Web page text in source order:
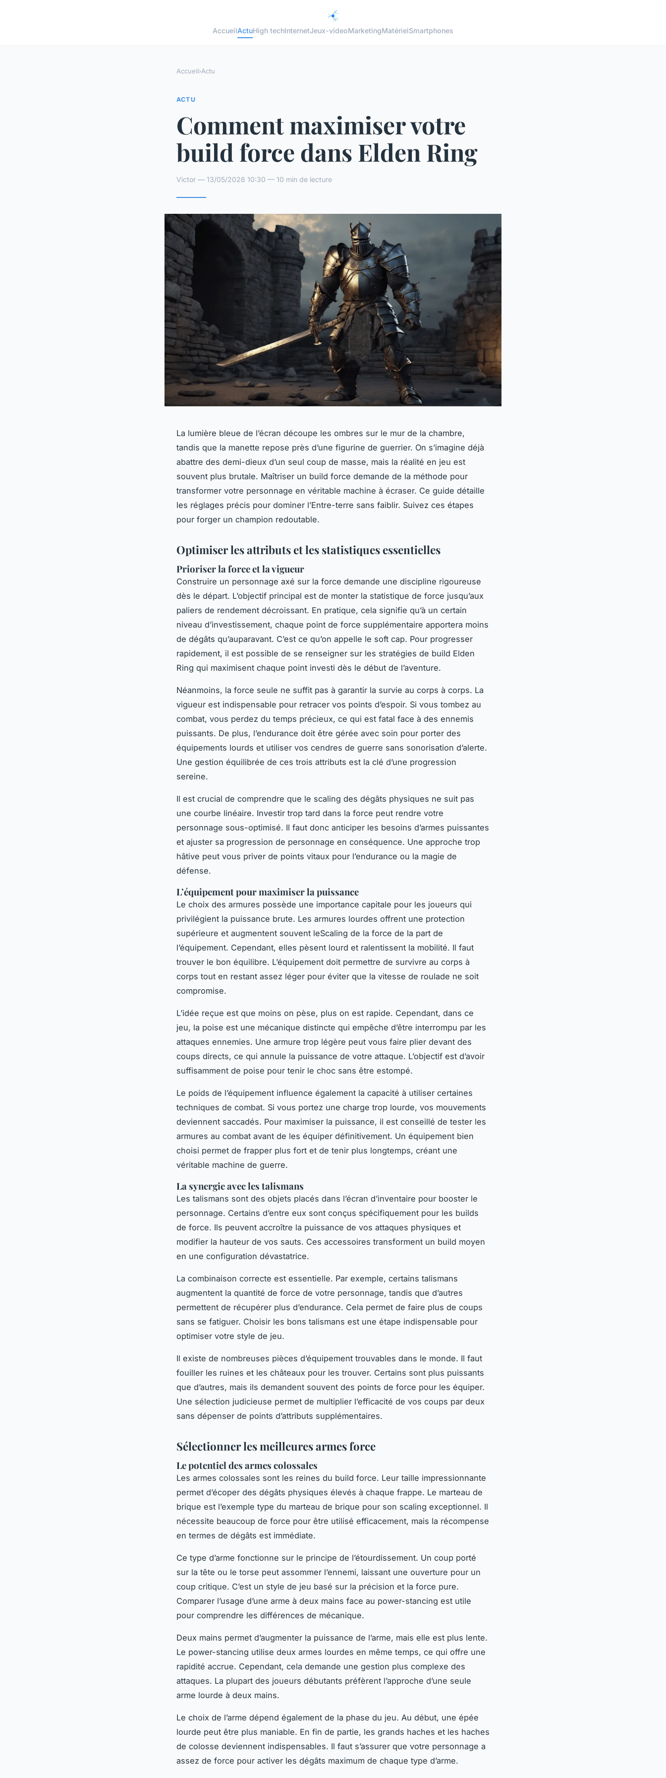
AccueilActuHigh techInternetJeux-videoMarketingMatérielSmartphones
Accueil›Actu
ACTU
Comment maximiser votre
build force dans Elden Ring
Victor — 13/05/2026 10:30 — 10 min de lecture
La lumière bleue de l’écran découpe les ombres sur le mur de la chambre,
tandis que la manette repose près d’une figurine de guerrier. On s’imagine déjà
abattre des demi-dieux d’un seul coup de masse, mais la réalité en jeu est
souvent plus brutale. Maîtriser un build force demande de la méthode pour
transformer votre personnage en véritable machine à écraser. Ce guide détaille
les réglages précis pour dominer l’Entre-terre sans faiblir. Suivez ces étapes
pour forger un champion redoutable.
Optimiser les attributs et les statistiques essentielles
Prioriser la force et la vigueur
Construire un personnage axé sur la force demande une discipline rigoureuse
dès le départ. L’objectif principal est de monter la statistique de force jusqu’aux
paliers de rendement décroissant. En pratique, cela signifie qu’à un certain
niveau d’investissement, chaque point de force supplémentaire apportera moins
de dégâts qu’auparavant. C’est ce qu’on appelle le soft cap. Pour progresser
rapidement, il est possible de se renseigner sur les stratégies de build Elden
Ring qui maximisent chaque point investi dès le début de l’aventure.
Néanmoins, la force seule ne suffit pas à garantir la survie au corps à corps. La
vigueur est indispensable pour retracer vos points d’espoir. Si vous tombez au
combat, vous perdez du temps précieux, ce qui est fatal face à des ennemis
puissants. De plus, l’endurance doit être gérée avec soin pour porter des
équipements lourds et utiliser vos cendres de guerre sans sonorisation d’alerte.
Une gestion équilibrée de ces trois attributs est la clé d’une progression
sereine.
Il est crucial de comprendre que le scaling des dégâts physiques ne suit pas
une courbe linéaire. Investir trop tard dans la force peut rendre votre
personnage sous-optimisé. Il faut donc anticiper les besoins d’armes puissantes
et ajuster sa progression de personnage en conséquence. Une approche trop
hâtive peut vous priver de points vitaux pour l’endurance ou la magie de
défense.
L’équipement pour maximiser la puissance
Le choix des armures possède une importance capitale pour les joueurs qui
privilégient la puissance brute. Les armures lourdes offrent une protection
supérieure et augmentent souvent leScaling de la force de la part de
l’équipement. Cependant, elles pèsent lourd et ralentissent la mobilité. Il faut
trouver le bon équilibre. L’équipement doit permettre de survivre au corps à
corps tout en restant assez léger pour éviter que la vitesse de roulade ne soit
compromise.
L’idée reçue est que moins on pèse, plus on est rapide. Cependant, dans ce
jeu, la poise est une mécanique distincte qui empêche d’être interrompu par les
attaques ennemies. Une armure trop légère peut vous faire plier devant des
coups directs, ce qui annule la puissance de votre attaque. L’objectif est d’avoir
suffisamment de poise pour tenir le choc sans être estompé.
Le poids de l’équipement influence également la capacité à utiliser certaines
techniques de combat. Si vous portez une charge trop lourde, vos mouvements
deviennent saccadés. Pour maximiser la puissance, il est conseillé de tester les
armures au combat avant de les équiper définitivement. Un équipement bien
choisi permet de frapper plus fort et de tenir plus longtemps, créant une
véritable machine de guerre.
La synergie avec les talismans
Les talismans sont des objets placés dans l’écran d’inventaire pour booster le
personnage. Certains d’entre eux sont conçus spécifiquement pour les builds
de force. Ils peuvent accroître la puissance de vos attaques physiques et
modifier la hauteur de vos sauts. Ces accessoires transforment un build moyen
en une configuration dévastatrice.
La combinaison correcte est essentielle. Par exemple, certains talismans
augmentent la quantité de force de votre personnage, tandis que d’autres
permettent de récupérer plus d’endurance. Cela permet de faire plus de coups
sans se fatiguer. Choisir les bons talismans est une étape indispensable pour
optimiser votre style de jeu.
Il existe de nombreuses pièces d’équipement trouvables dans le monde. Il faut
fouiller les ruines et les châteaux pour les trouver. Certains sont plus puissants
que d’autres, mais ils demandent souvent des points de force pour les équiper.
Une sélection judicieuse permet de multiplier l’efficacité de vos coups par deux
sans dépenser de points d’attributs supplémentaires.
Sélectionner les meilleures armes force
Le potentiel des armes colossales
Les armes colossales sont les reines du build force. Leur taille impressionnante
permet d’écoper des dégâts physiques élevés à chaque frappe. Le marteau de
brique est l’exemple type du marteau de brique pour son scaling exceptionnel. Il
nécessite beaucoup de force pour être utilisé efficacement, mais la récompense
en termes de dégâts est immédiate.
Ce type d’arme fonctionne sur le principe de l’étourdissement. Un coup porté
sur la tête ou le torse peut assommer l’ennemi, laissant une ouverture pour un
coup critique. C’est un style de jeu basé sur la précision et la force pure.
Comparer l’usage d’une arme à deux mains face au power-stancing est utile
pour comprendre les différences de mécanique.
Deux mains permet d’augmenter la puissance de l’arme, mais elle est plus lente.
Le power-stancing utilise deux armes lourdes en même temps, ce qui offre une
rapidité accrue. Cependant, cela demande une gestion plus complexe des
attaques. La plupart des joueurs débutants préfèrent l’approche d’une seule
arme lourde à deux mains.
Le choix de l’arme dépend également de la phase du jeu. Au début, une épée
lourde peut être plus maniable. En fin de partie, les grands haches et les haches
de colosse deviennent indispensables. Il faut s’assurer que votre personnage a
assez de force pour activer les dégâts maximum de chaque type d’arme.